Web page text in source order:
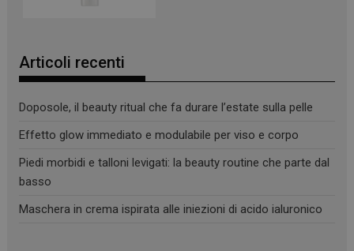
Articoli recenti
Doposole, il beauty ritual che fa durare l’estate sulla pelle
Effetto glow immediato e modulabile per viso e corpo
Piedi morbidi e talloni levigati: la beauty routine che parte dal
basso
Maschera in crema ispirata alle iniezioni di acido ialuronico